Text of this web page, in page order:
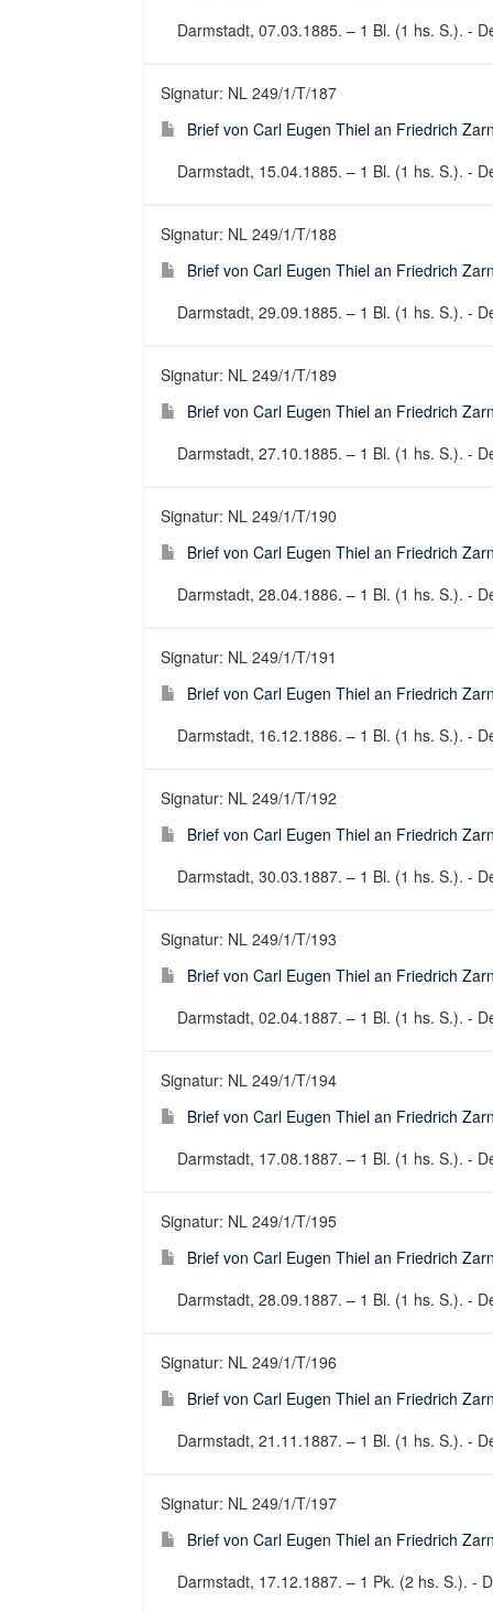
Darmstadt, 07.03.1885. – 1 Bl. (1 hs. S.). -
Signatur: NL 249/1/T/187
Brief von Carl Eugen Thiel an Friedrich
Darmstadt, 15.04.1885. – 1 Bl. (1 hs. S.). -
Signatur: NL 249/1/T/188
Brief von Carl Eugen Thiel an Friedrich
Darmstadt, 29.09.1885. – 1 Bl. (1 hs. S.). -
Signatur: NL 249/1/T/189
Brief von Carl Eugen Thiel an Friedrich
Darmstadt, 27.10.1885. – 1 Bl. (1 hs. S.). -
Signatur: NL 249/1/T/190
Brief von Carl Eugen Thiel an Friedrich
Darmstadt, 28.04.1886. – 1 Bl. (1 hs. S.). -
Signatur: NL 249/1/T/191
Brief von Carl Eugen Thiel an Friedrich
Darmstadt, 16.12.1886. – 1 Bl. (1 hs. S.). -
Signatur: NL 249/1/T/192
Brief von Carl Eugen Thiel an Friedrich
Darmstadt, 30.03.1887. – 1 Bl. (1 hs. S.). -
Signatur: NL 249/1/T/193
Brief von Carl Eugen Thiel an Friedrich
Darmstadt, 02.04.1887. – 1 Bl. (1 hs. S.). -
Signatur: NL 249/1/T/194
Brief von Carl Eugen Thiel an Friedrich
Darmstadt, 17.08.1887. – 1 Bl. (1 hs. S.). -
Signatur: NL 249/1/T/195
Brief von Carl Eugen Thiel an Friedrich
Darmstadt, 28.09.1887. – 1 Bl. (1 hs. S.). -
Signatur: NL 249/1/T/196
Brief von Carl Eugen Thiel an Friedrich
Darmstadt, 21.11.1887. – 1 Bl. (1 hs. S.). -
Signatur: NL 249/1/T/197
Brief von Carl Eugen Thiel an Friedrich
Darmstadt, 17.12.1887. – 1 Pk. (2 hs. S.). -